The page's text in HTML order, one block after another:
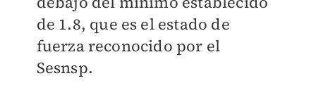
de 1.8, que es el estado de
fuerza reconocido por el
Sesnsp.